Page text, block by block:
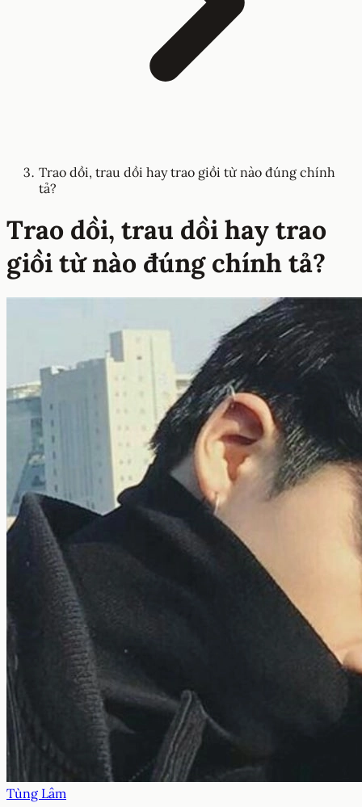
Trao dồi, trau dồi hay trao giồi từ nào đúng chính
tả?
Trao dồi, trau dồi hay trao
giồi từ nào đúng chính tả?
Tùng Lâm